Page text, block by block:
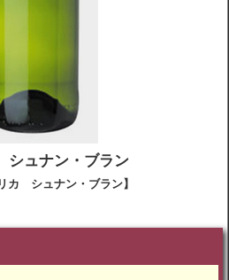
ュナン・ブラン
カ シュナン・ブラン】